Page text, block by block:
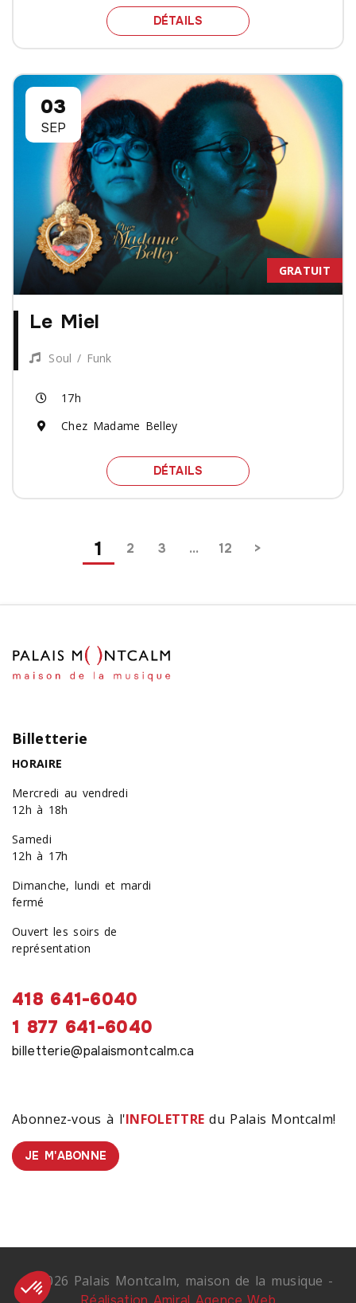
DÉTAILS SPECTACLE SOPHIE
03
SEP
GRATUIT
Le Miel
Soul / Funk
17h
Chez Madame Belley
DÉTAILS SPECTACLE LE MIEL
1 2 3 … 12
Abonnez-vous à l'INFOLETTRE du Palais Montcalm!
JE M'ABONNE
Billetterie
HORAIRE
Mercredi au vendredi
12h à 18h
Samedi
12h à 17h
Dimanche, lundi et mardi
fermé
Ouvert les soirs de
représentation
418 641-6040
1 877 641-6040
billetterie@palaismontcalm.ca
© 2026 Palais Montcalm, maison de la musique -